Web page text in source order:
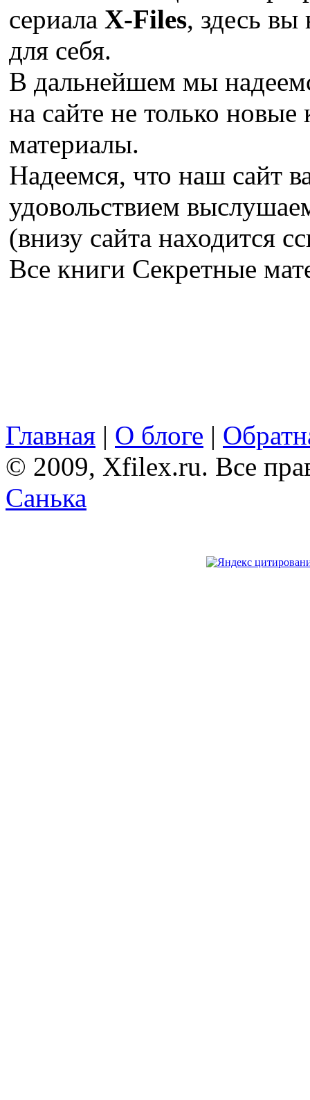
сериала X-Files, здесь вы
для себя.
В дальнейшем мы
на сайте не только
материалы.
Надеемся, что наш сайт
удовольствием
(внизу сайта находится
Все книги Секретные
Главная | О блоге |
© 2009, Xfilex.ru. Все
Санька